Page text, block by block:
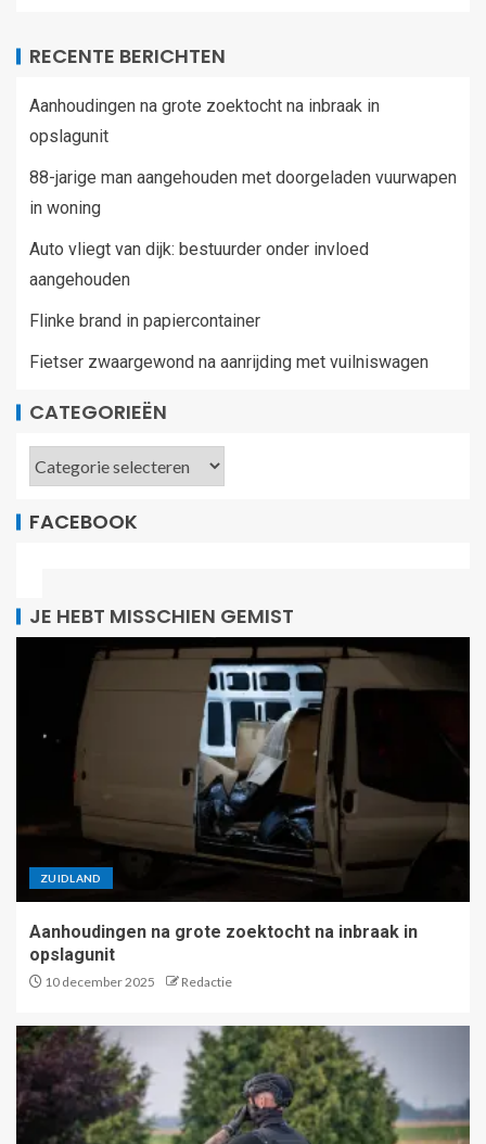
RECENTE BERICHTEN
Aanhoudingen na grote zoektocht na inbraak in
opslagunit
88-jarige man aangehouden met doorgeladen vuurwapen
in woning
Auto vliegt van dijk: bestuurder onder invloed
aangehouden
Flinke brand in papiercontainer
Fietser zwaargewond na aanrijding met vuilniswagen
CATEGORIEËN
FACEBOOK
JE HEBT MISSCHIEN GEMIST
ZUIDLAND
Aanhoudingen na grote zoektocht na inbraak in
opslagunit
10 december 2025 Redactie